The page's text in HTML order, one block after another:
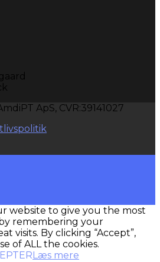
ApS, CVR:39141027
website to give you the most
remembering your
visits. By clicking “Accept”,
of ALL the cookies.
Læs mere